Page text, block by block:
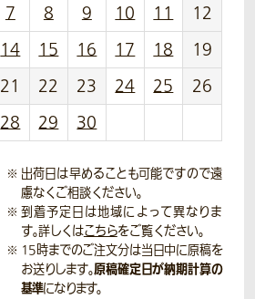
7 8 9 10 11
12
14 15 16 17 18
19
21 22 23 24 25
26
28 29 30
出荷日は早めることも可能ですので遠
慮なくご相談ください。
到着予定日は地域によって異なりま
す。詳しくはこちらをご覧ください。
15時までのご注文分は当日中に原稿を
お送りします。原稿確定日が納期計算の
基準になります。